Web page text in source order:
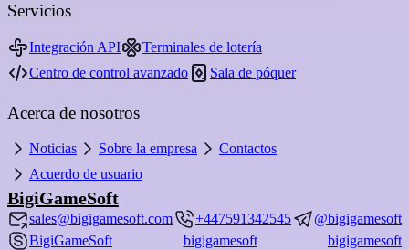
Servicios
Integración API
Terminales de lotería
Centro de control avanzado
Sala de póquer
Acerca de nosotros
Noticias Sobre la empresa
Contactos
Acuerdo de usuario
BigiGameSoft
sales@bigigamesoft.com +447591342545
@bigigamesoft
BigiGameSoft
bigigamesoft bigigamesoft